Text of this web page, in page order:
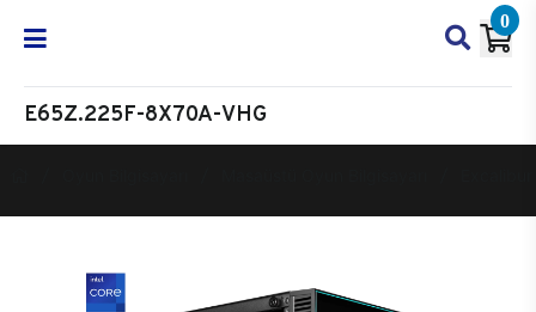
0
E65Z.225F-8X70A-VHG